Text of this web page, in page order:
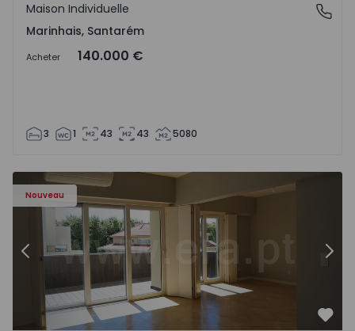
Marinhais, Santarém
Maison Individuelle
Marinhais, Santarém
Acheter 140.000 €
3 1 43 43 5080
Nouveau
Appartement T3 Porto, Foz - 1536983 - 12
Précédent